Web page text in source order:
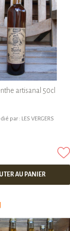
artisanal 50cl
par : LES VERGERS
AU PANIER